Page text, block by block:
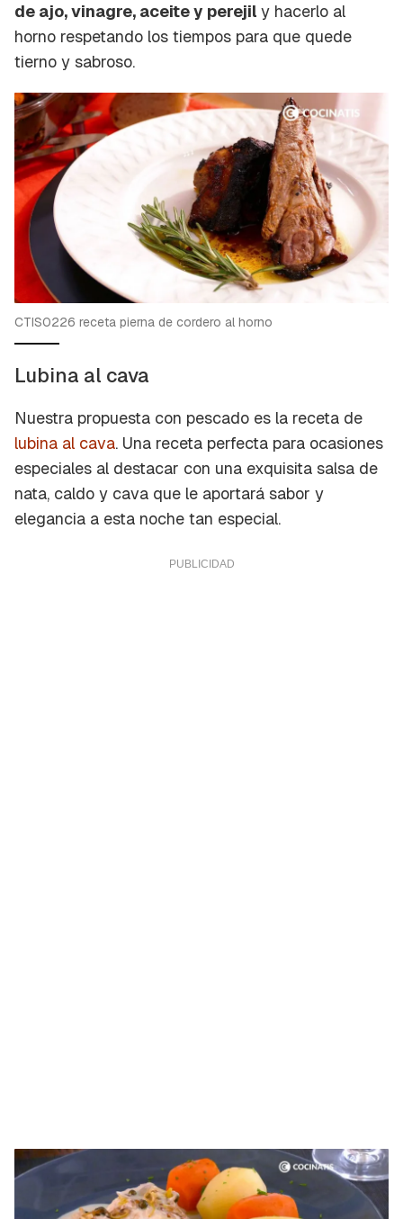
de ajo, vinagre, aceite y perejil y hacerlo al
horno respetando los tiempos para que quede
tierno y sabroso.
CTIS0226 receta pierna de cordero al horno
Lubina al cava
Nuestra propuesta con pescado es la receta de
lubina al cava. Una receta perfecta para ocasiones
especiales al destacar con una exquisita salsa de
nata, caldo y cava que le aportará sabor y
elegancia a esta noche tan especial.